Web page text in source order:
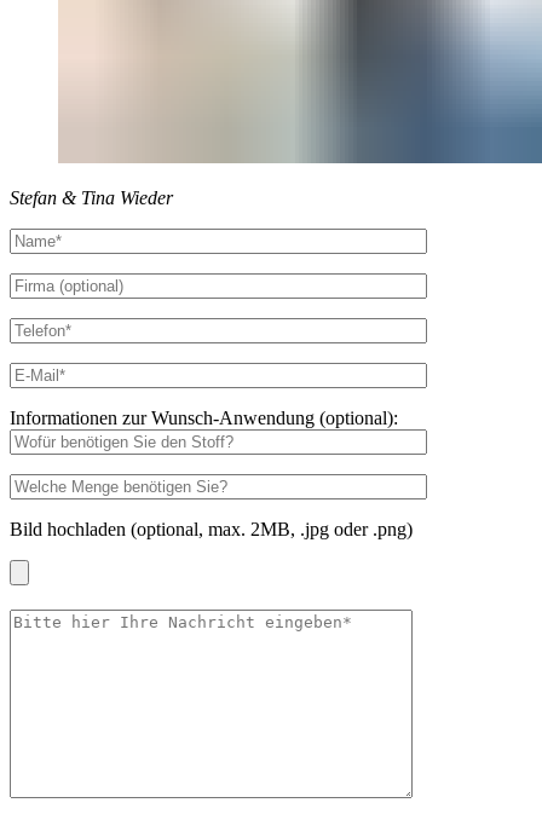
Stefan & Tina Wieder
Informationen zur Wunsch-Anwendung (optional):
Bild hochladen (optional, max. 2MB, .jpg oder .png)